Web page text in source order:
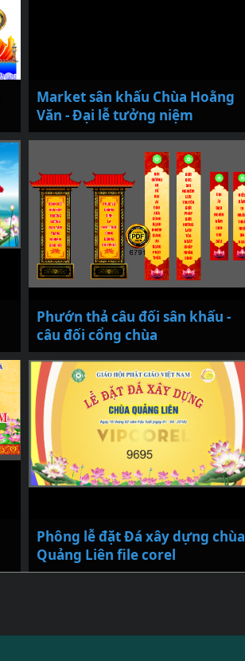
Market sân khấu Chùa Hoằng
Văn - Đại lễ tưởng niệm
Phướn thả câu đối sân khấu -
câu đối cổng chùa
Phông lễ đặt Đá xây dựng chùa
Quảng Liên file corel